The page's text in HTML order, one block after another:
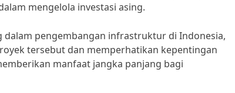
mengelola investasi asing.
dalam pengembangan infrastruktur di Indonesia,
tersebut dan memperhatikan kepentingan
manfaat jangka panjang bagi